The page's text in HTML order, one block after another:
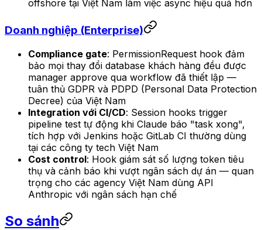
offshore tại Việt Nam làm việc async hiệu quả hơn
Doanh nghiệp (Enterprise)
Compliance gate: PermissionRequest hook đảm
bảo mọi thay đổi database khách hàng đều được
manager approve qua workflow đã thiết lập —
tuân thủ GDPR và PDPD (Personal Data Protection
Decree) của Việt Nam
Integration với CI/CD: Session hooks trigger
pipeline test tự động khi Claude báo "task xong",
tích hợp với Jenkins hoặc GitLab CI thường dùng
tại các công ty tech Việt Nam
Cost control: Hook giám sát số lượng token tiêu
thụ và cảnh báo khi vượt ngân sách dự án — quan
trọng cho các agency Việt Nam dùng API
Anthropic với ngân sách hạn chế
So sánh